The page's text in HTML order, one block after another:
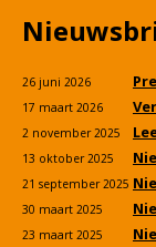
26 juni 2026
17 maart 2026
2 november 2025
13 oktober 2025
21 september 2025
30 maart 2025
23 maart 2025